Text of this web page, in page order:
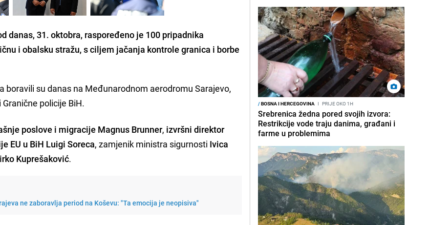
danas, 31. oktobra, raspoređeno je 100 pripadnika
i obalsku stražu, s ciljem jačanja kontrole granica i borbe
boravili su danas na Međunarodnom aerodromu Sarajevo,
policije BiH.
poslove i migracije Magnus Brunner, izvršni direktor
EU u BiH Luigi Soreca, zamjenik ministra sigurnosti Ivica
Kuprešaković.
ne zaboravlja period na Koševu: "Ta emocija je neopisiva"
/BOSNA I HERCEGOVINA I PRIJE OKO 1H
Srebrenica žedna pored svojih izvora:
Restrikcije vode traju danima, građani i
farme u problemima